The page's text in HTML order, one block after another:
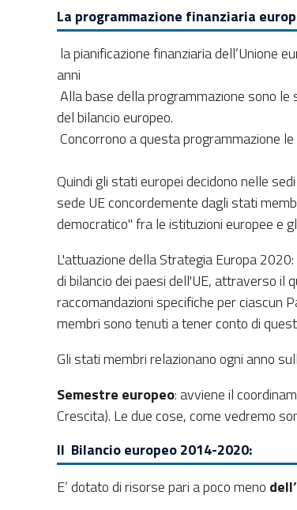
La programmazione finanziaria
la pianificazione finanziaria dell’Unione
anni
Alla base della programmazione sono
del bilancio europeo.
Concorrono a questa programmazione
Quindi gli stati europei decidono nelle
sede UE concordemente dagli stati
democratico" fra le istituzioni europee e
L'attuazione della Strategia Europa
di bilancio dei paesi dell'UE, attraverso il
raccomandazioni specifiche per ciascun
membri sono tenuti a tener conto di
Gli stati membri relazionano ogni anno
Semestre europeo: avviene il
Crescita). Le due cose, come vedremo
Il Bilancio europeo 2014-2020:
E’ dotato di risorse pari a poco meno